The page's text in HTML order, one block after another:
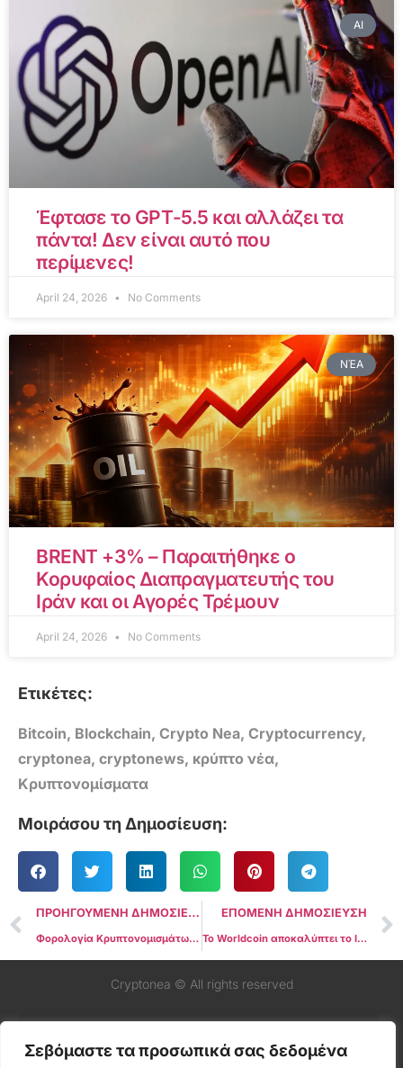
Σεβόμαστε τα προσωπικά σας δεδομένα
AI
Έφτασε το GPT-5.5 και αλλάζει τα
πάντα! Δεν είναι αυτό που
περίμενες!
April 24, 2026 No Comments
ΝΈΑ
BRENT +3% – Παραιτήθηκε ο
Κορυφαίος Διαπραγματευτής του
Ιράν και οι Αγορές Τρέμουν
April 24, 2026 No Comments
Ετικέτες:
Bitcoin, Blockchain, Crypto Nea, Cryptocurrency,
cryptonea, cryptonews, κρύπτο νέα,
Κρυπτονομίσματα
Μοιράσου τη Δημοσίευση:
ΠΡΟΗΓΟΥΜΕΝΗ ΔΗΜΟΣΙΕΥΣΗ
Φορολογία Κρυπτονομισμάτων στην Ελλάδα: Πληροφορίες από μια συνομιλία μεταξύ του Γιάννη Ανδρέου και του Χρήστου Καβαλλάρη
ΕΠΟΜΕΝΗ ΔΗΜΟΣΙΕΥΣΗ
Το Worldcoin αποκαλύπτει το Identity Token: Πρωτοποριακή διάκριση Human-Bot στον ψηφιακό κόσμο
Cryptonea © All rights reserved